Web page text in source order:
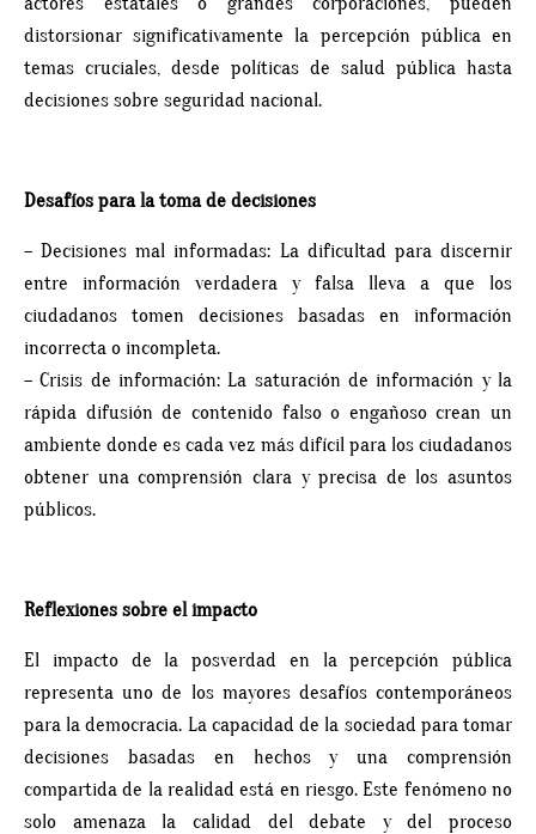
distorsionar significativamente la percepción pública en
temas cruciales, desde políticas de salud pública hasta
decisiones sobre seguridad nacional.
Desafíos para la toma de decisiones
– Decisiones mal informadas: La dificultad para discernir
entre información verdadera y falsa lleva a que los
ciudadanos tomen decisiones basadas en información
incorrecta o incompleta.
– Crisis de información: La saturación de información y la
rápida difusión de contenido falso o engañoso crean un
ambiente donde es cada vez más difícil para los ciudadanos
obtener una comprensión clara y precisa de los asuntos
públicos.
Reflexiones sobre el impacto
El impacto de la posverdad en la percepción pública
representa uno de los mayores desafíos contemporáneos
para la democracia. La capacidad de la sociedad para tomar
decisiones basadas en hechos y una comprensión
compartida de la realidad está en riesgo. Este fenómeno no
solo amenaza la calidad del debate y del proceso